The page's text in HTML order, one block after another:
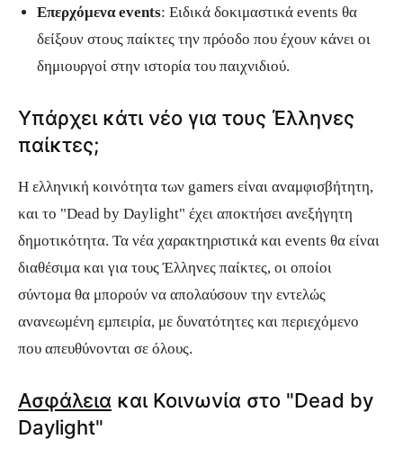
Επερχόμενα events: Ειδικά δοκιμαστικά events θα
δείξουν στους παίκτες την πρόοδο που έχουν κάνει οι
δημιουργοί στην ιστορία του παιχνιδιού.
Υπάρχει κάτι νέο για τους Έλληνες
παίκτες;
Η ελληνική κοινότητα των gamers είναι αναμφισβήτητη,
και το "Dead by Daylight" έχει αποκτήσει ανεξήγητη
δημοτικότητα. Τα νέα χαρακτηριστικά και events θα είναι
διαθέσιμα και για τους Έλληνες παίκτες, οι οποίοι
σύντομα θα μπορούν να απολαύσουν την εντελώς
ανανεωμένη εμπειρία, με δυνατότητες και περιεχόμενο
που απευθύνονται σε όλους.
Ασφάλεια και Κοινωνία στο "Dead by
Daylight"